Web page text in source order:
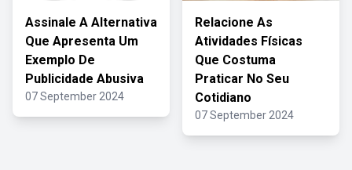
Assinale A Alternativa
Que Apresenta Um
Exemplo De
Publicidade Abusiva
07 September 2024
Relacione As
Atividades Físicas
Que Costuma
Praticar No Seu
Cotidiano
07 September 2024